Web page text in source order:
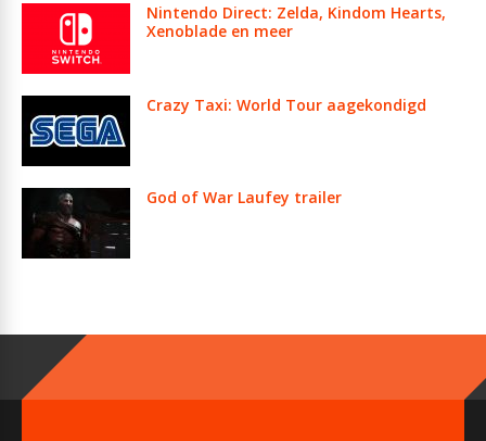
Nintendo Direct: Zelda, Kindom Hearts,
Xenoblade en meer
Crazy Taxi: World Tour aagekondigd
God of War Laufey trailer